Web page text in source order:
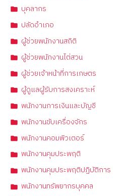
บุคลากร
ปลัดอำเภอ
ผู้ช่วยพนักงานสถิติ
ผู้ช่วยพนักงานไต่สวน
ผู้ช่วยเจ้าหน้าที่การเกษตร
ผู้ดูแลผู้รับการสงเคราะห์
พนักงานการเงินและบัญชี
พนักงานขับเครื่องจักร
พนักงานคอมพิวเตอร์
พนักงานคุมประพฤติ
พนักงานคุมประพฤติปฏิบัติการ
พนักงานทรัพยากรบุคคล